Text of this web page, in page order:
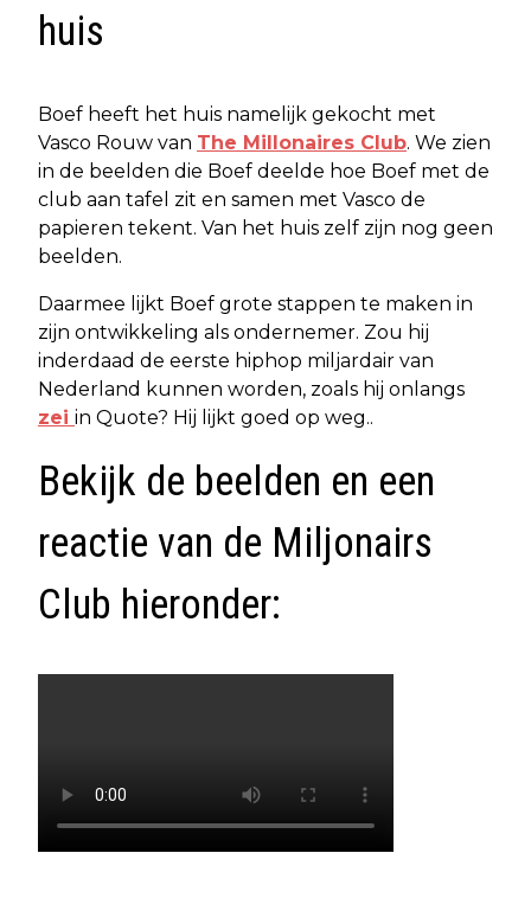
huis
Boef heeft het huis namelijk gekocht met
Vasco Rouw van The Millonaires Club. We zien
in de beelden die Boef deelde hoe Boef met de
club aan tafel zit en samen met Vasco de
papieren tekent. Van het huis zelf zijn nog geen
beelden.
Daarmee lijkt Boef grote stappen te maken in
zijn ontwikkeling als ondernemer. Zou hij
inderdaad de eerste hiphop miljardair van
Nederland kunnen worden, zoals hij onlangs
zei in Quote? Hij lijkt goed op weg..
Bekijk de beelden en een
reactie van de Miljonairs
Club hieronder: